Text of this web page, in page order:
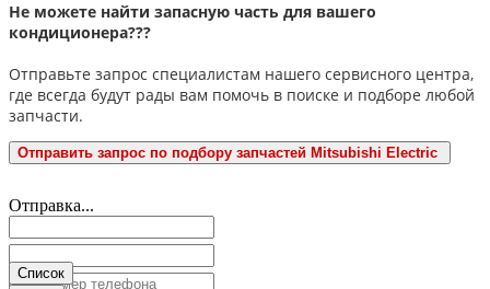
Не можете найти запасную часть для вашего
кондиционера???
Отправьте запрос специалистам нашего сервисного центра,
где всегда будут рады вам помочь в поиске и подборе любой
запчасти.
Отправить запрос по подбору запчастей Mitsubishi Electric
Отправка...
Список